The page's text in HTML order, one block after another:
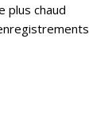
plus chaud